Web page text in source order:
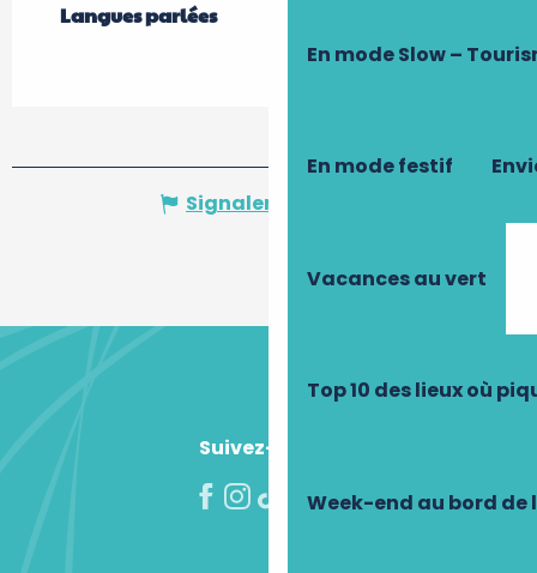
En mode Slow –
En mode festif
Vacances au vert
Top 10 des lieux où
Week-end au bord de
Langues parlées
Langues parlées
Signaler une erreur
Suivez-nous !